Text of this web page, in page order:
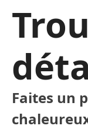
Faites un